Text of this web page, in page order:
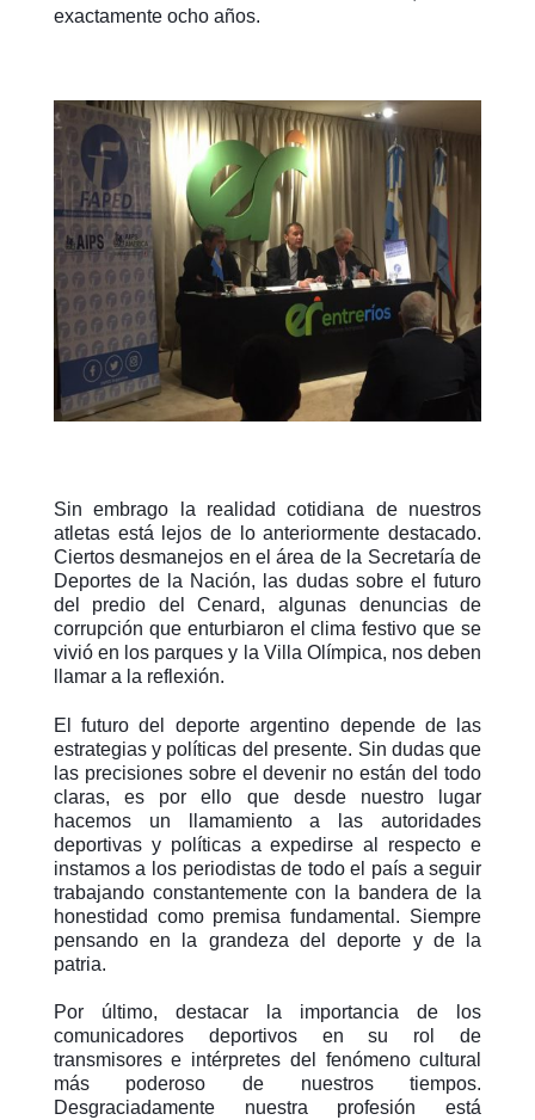
exactamente ocho años.
Sin embrago la realidad cotidiana de nuestros
atletas está lejos de lo anteriormente destacado.
Ciertos desmanejos en el área de la Secretaría de
Deportes de la Nación, las dudas sobre el futuro
del predio del Cenard, algunas denuncias de
corrupción que enturbiaron el clima festivo que se
vivió en los parques y la Villa Olímpica, nos deben
llamar a la reflexión.
El futuro del deporte argentino depende de las
estrategias y políticas del presente. Sin dudas que
las precisiones sobre el devenir no están del todo
claras, es por ello que desde nuestro lugar
hacemos un llamamiento a las autoridades
deportivas y políticas a expedirse al respecto e
instamos a los periodistas de todo el país a seguir
trabajando constantemente con la bandera de la
honestidad como premisa fundamental. Siempre
pensando en la grandeza del deporte y de la
patria.
Por último, destacar la importancia de los
comunicadores deportivos en su rol de
transmisores e intérpretes del fenómeno cultural
más poderoso de nuestros tiempos.
Desgraciadamente nuestra profesión está